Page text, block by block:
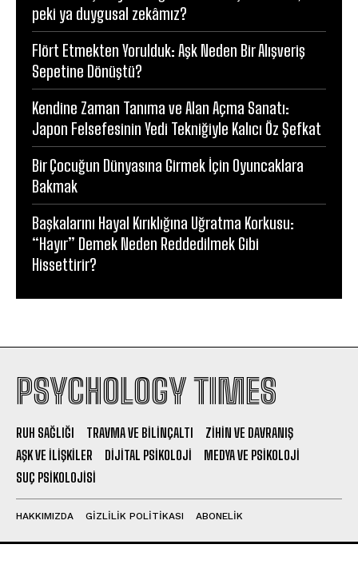
peki ya duygusal zekâmız?
Flört Etmekten Yorulduk: Aşk Neden Bir Alışveriş
Sepetine Dönüştü?
Kendine Zaman Tanıma ve Alan Açma Sanatı:
Japon Felsefesinin Yedi Tekniğiyle Kalıcı Öz Şefkat
Bir Çocuğun Dünyasına Girmek İçin Oyuncaklara
Bakmak
Başkalarını Hayal Kırıklığına Uğratma Korkusu:
“Hayır” Demek Neden Reddedilmek Gibi
Hissettirir?
PSYCHOLOGY TIMES
RUH SAĞLIĞI TRAVMA VE BILINÇALTI
ZIHIN VE DAVRANIŞ
AŞK VE İLIŞKILER
DIJITAL PSIKOLOJI
MEDYA VE PSIKOLOJI
SUÇ PSIKOLOJISI
HAKKIMIZDA GIZLILIK POLITIKASI ABONELIK